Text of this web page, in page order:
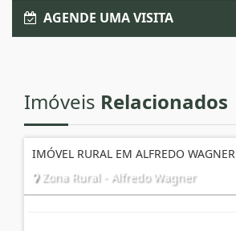
AGENDE UMA VISITA
Imóveis Relacionados
IMÓVEL RURAL EM ALFREDO WAGNER
Zona Rural - Alfredo Wagner